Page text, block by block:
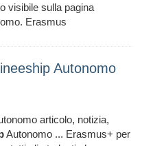
visibile sulla pagina
Erasmus
Autonomo
articolo, notizia,
Autonomo ... Erasmus+ per